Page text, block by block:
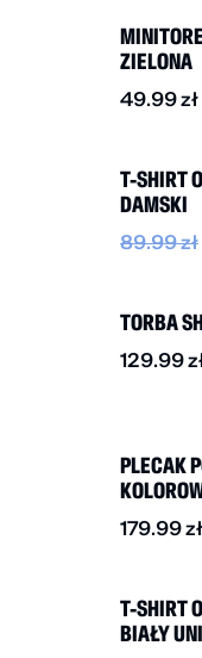
ZIELONA
49.99zł
T-SHIRT
DAMSKI
89.99zł
TORBA
129.99
PLECAK
179.99zł
T-SHIRT
BIAŁY